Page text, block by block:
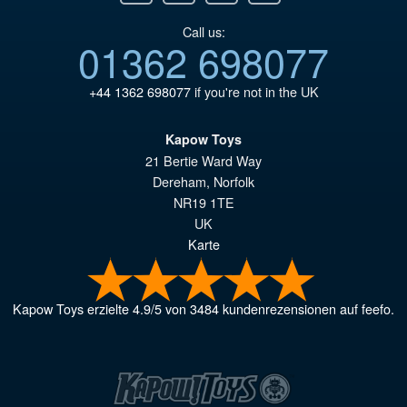
Call us:
01362 698077
+44 1362 698077if you're not in the UK
Kapow Toys
21 Bertie Ward Way
Dereham, Norfolk
NR19 1TE
UK
Karte
Kapow Toyserzielte4.9/5von 3484kundenrezensionen auf feefo.